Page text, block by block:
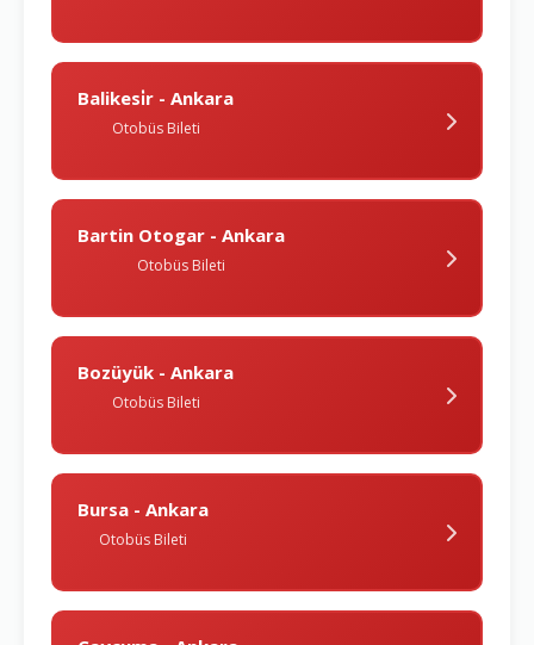
Balikesi̇r - Ankara
Otobüs Bileti
Bartin Otogar - Ankara
Otobüs Bileti
Bozüyük - Ankara
Otobüs Bileti
Bursa - Ankara
Otobüs Bileti